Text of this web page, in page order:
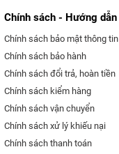
Chính sách - Hướng dẫn
Chính sách bảo mật thông tin
Chính sách bảo hành
Chính sách đổi trả, hoàn tiền
Chính sách kiểm hàng
Chính sách vận chuyển
Chính sách xử lý khiếu nại
Chính sách thanh toán